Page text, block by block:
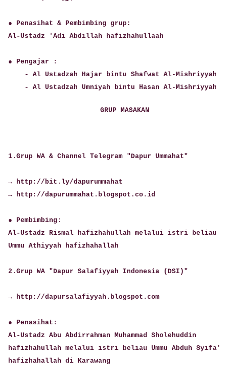
● Penasihat & Pembimbing grup:
Al-Ustadz 'Adi Abdillah hafizhahullaah
● Pengajar :
- Al Ustadzah Hajar bintu Shafwat Al-Mishriyyah
- Al Ustadzah Umniyah bintu Hasan Al-Mishriyyah
GRUP MASAKAN
1.Grup WA & Channel Telegram "Dapur Ummahat"
→ http://bit.ly/dapurummahat
→ http://dapurummahat.blogspot.co.id
● Pembimbing:
Al-Ustadz Rismal hafizhahullah melalui istri beliau
Ummu Athiyyah hafizhahallah
2.Grup WA "Dapur Salafiyyah Indonesia (DSI)"
→ http://dapursalafiyyah.blogspot.com
● Penasihat:
Al-Ustadz Abu Abdirrahman Muhammad Sholehuddin
hafizhahullah melalui istri beliau Ummu Abduh Syifa'
hafizhahallah di Karawang